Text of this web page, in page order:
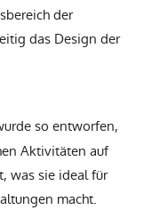
der
das Design der
so entworfen,
Aktivitäten auf
was sie ideal für
macht.